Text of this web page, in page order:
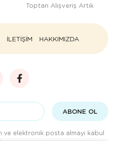
Toptan Alışveriş Artık
İLETİŞİM HAKKIMIZDA
ABONE OL
ve elektronik posta almayı kabul